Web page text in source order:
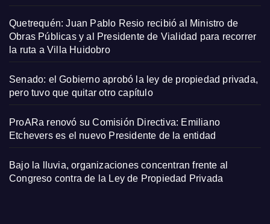
Quetrequén: Juan Pablo Resio recibió al Ministro de
Obras Públicas y al Presidente de Vialidad para recorrer
la ruta a Villa Huidobro
Senado: el Gobierno aprobó la ley de propiedad privada,
pero tuvo que quitar otro capítulo
ProARa renovó su Comisión Directiva: Emiliano
Etchevers es el nuevo Presidente de la entidad
Bajo la lluvia, organizaciones concentran frente al
Congreso contra de la Ley de Propiedad Privada